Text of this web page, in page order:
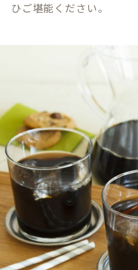
ひご堪能ください。